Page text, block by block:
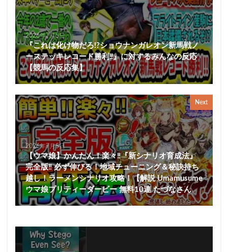
2026年7月5日
『これは化け物だろ!?ショウナンガレオン新馬戦ノ
ーステッキレコード勝利‼』に対するみんなの反応
【競馬の反応集】
Next
2026年7月5日
【ウマ娘】かんたん！楽々‼『新シナリオ育成法』
完全版‼ 必ず伸びる！地域チューニング＆秘訣持ち
越し！ラーメンシナリオ攻略！【解説 Umamusume
ウマ娘プリティーダービー 無料10連 たづなさん